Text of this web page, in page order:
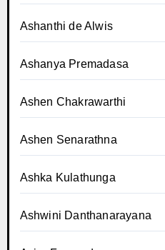
Ashanthi de Alwis
Ashanya Premadasa
Ashen Chakrawarthi
Ashen Senarathna
Ashka Kulathunga
Ashwini Danthanarayana